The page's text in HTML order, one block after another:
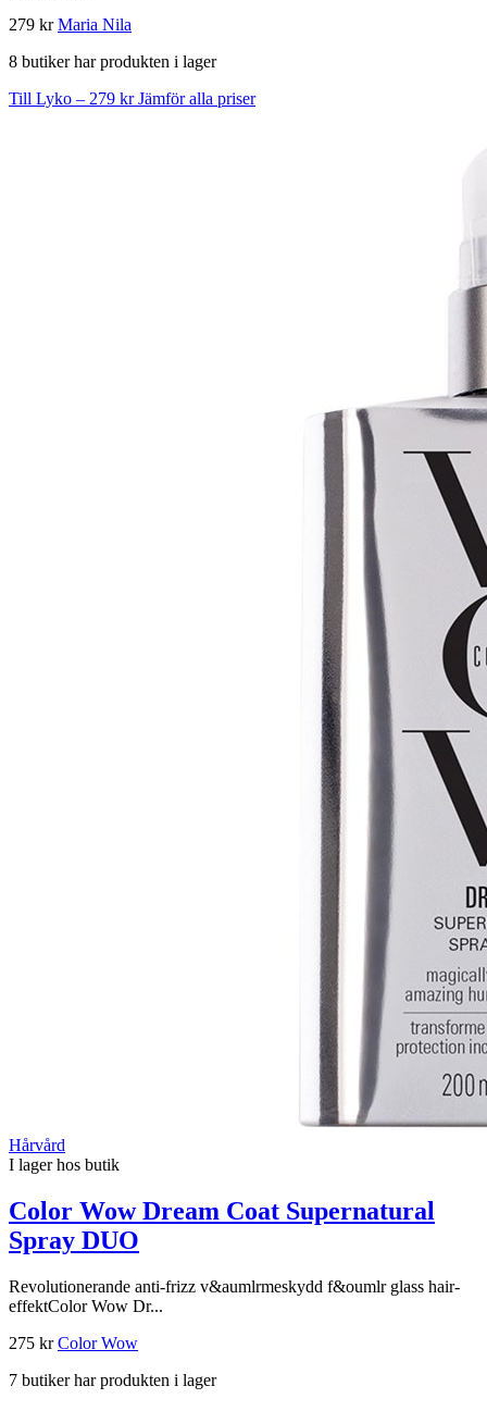
279 krMaria Nila
8 butiker har produkten i lager
Till Lyko – 279 krJämför alla priser
Hårvård
I lager hos butik
Color Wow Dream Coat Supernatural
Spray DUO
Revolutionerande anti-frizz v&aumlrmeskydd f&oumlr glass hair-
effektColor Wow Dr...
275 krColor Wow
7 butiker har produkten i lager